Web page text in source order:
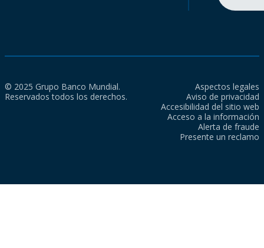
© 2025 Grupo Banco Mundial.
Reservados todos los derechos.
Aspectos legales
Aviso de privacidad
Accesibilidad del sitio web
Acceso a la información
Alerta de fraude
Presente un reclamo